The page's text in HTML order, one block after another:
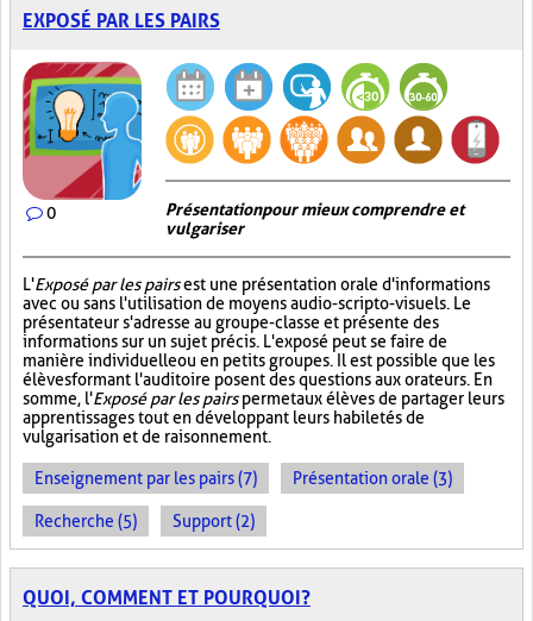
EXPOSÉ PAR LES PAIRS
0
Présentation pour mieux comprendre et
vulgariser
L'Exposé par les pairsest une présentation orale d'informations
avec ou sans l'utilisation de moyens audio-scripto-visuels. Le
présentateur s'adresse au groupe-classe et présente des
informations sur un sujet précis. L'exposé peut se faire de
manière individuelle ou en petits groupes. Il est possible que les
élèves formant l'auditoire posent des questions aux orateurs. En
somme, l'Exposé par les pairspermet aux élèves de partager leurs
apprentissages tout en développant leurs habiletés de
vulgarisation et de raisonnement.
Enseignement par les pairs (7) Présentation orale (3)
Recherche (5) Support (2)
QUOI, COMMENT ET POURQUOI?